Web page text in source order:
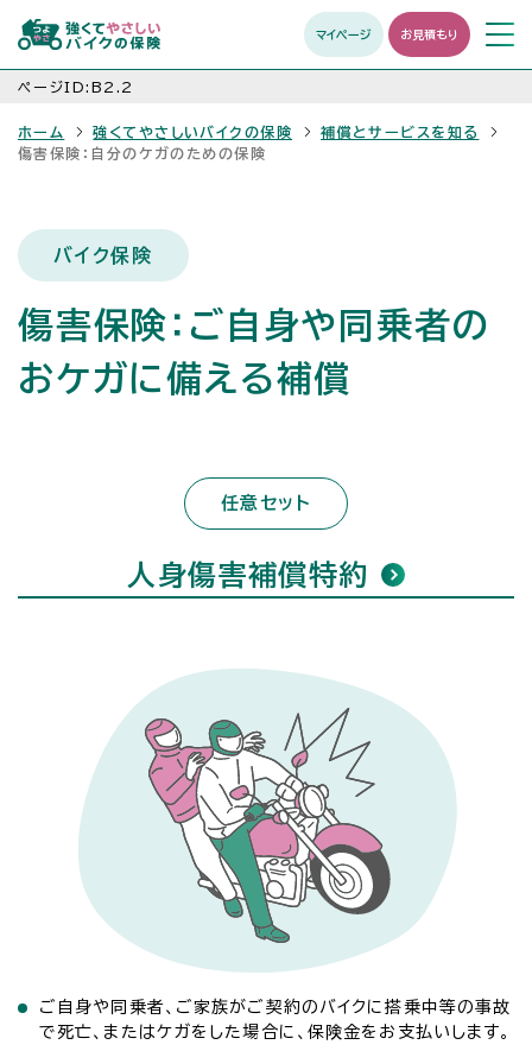
マイページ お見積もり
メニュ
開く
ページID:B2.2
ホーム 強くてやさしいバイクの保険
補償とサービスを知る
傷害保険：自分のケガのための保険
バイク保険
傷害保険：ご自身や同乗者の
おケガに備える補償
任意セット
人身傷害補償特約
ご自身や同乗者、ご家族がご契約のバイクに搭乗中等の事故
で死亡、またはケガをした場合に、保険金をお支払いします。